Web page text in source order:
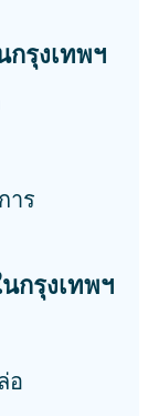
รุงเทพฯ
าร
กรุงเทพฯ
อ